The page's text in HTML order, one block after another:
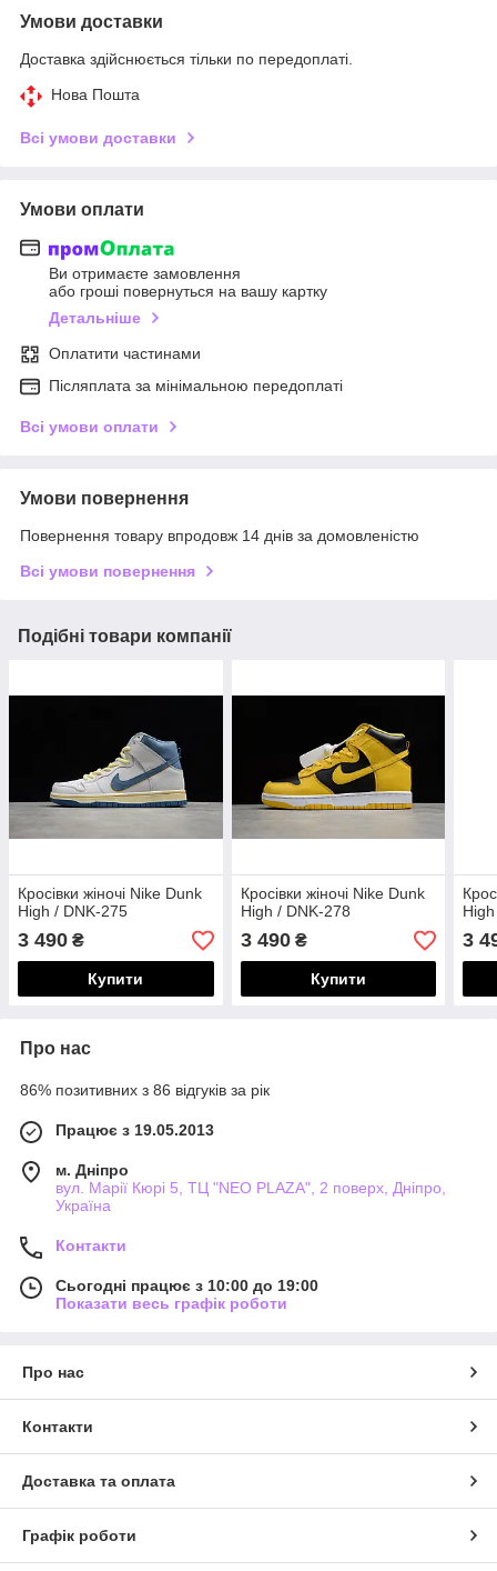
Умови доставки
Доставка здійснюється тільки по передоплаті.
Нова Пошта
Всі умови доставки
Умови оплати
Ви отримаєте замовлення
або гроші повернуться на вашу картку
Детальніше
Оплатити частинами
Післяплата за мінімальною передоплаті
Всі умови оплати
Умови повернення
Повернення товару впродовж 14 днів за домовленістю
Всі умови повернення
Подібні товари компанії
Кросівки жіночі Nike Dunk
High / DNK-275
3 490 ₴
Купити
Кросівки жіночі Nike Dunk
High / DNK-278
3 490₴
Купити
3
Про нас
86% позитивних з 86 відгуків за рік
Працює з 19.05.2013
м. Дніпро
вул. Марії Кюрі 5, ТЦ "NEO PLAZA", 2 поверх, Дніпро,
Україна
Контакти
Сьогодні працює з 10:00 до 19:00
Показати весь графік роботи
Про нас
Контакти
Доставка та оплата
Графік роботи